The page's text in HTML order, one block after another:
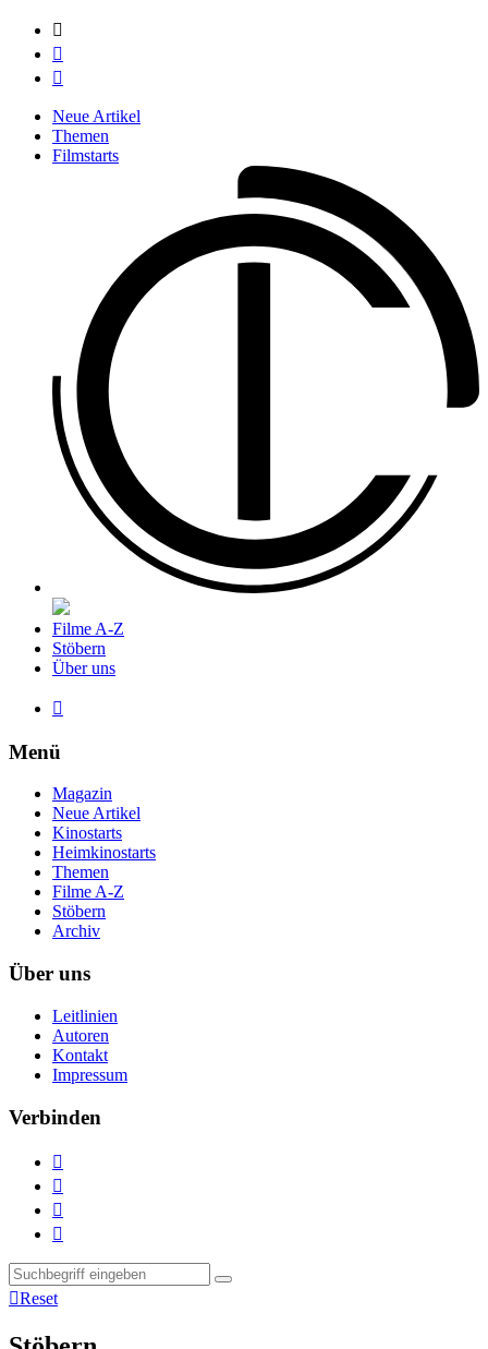



Neue Artikel
Themen
Filmstarts
Filme A-Z
Stöbern
Über uns

Menü
Magazin
Neue Artikel
Kinostarts
Heimkinostarts
Themen
Filme A-Z
Stöbern
Archiv
Über uns
Leitlinien
Autoren
Kontakt
Impressum
Verbinden




Reset